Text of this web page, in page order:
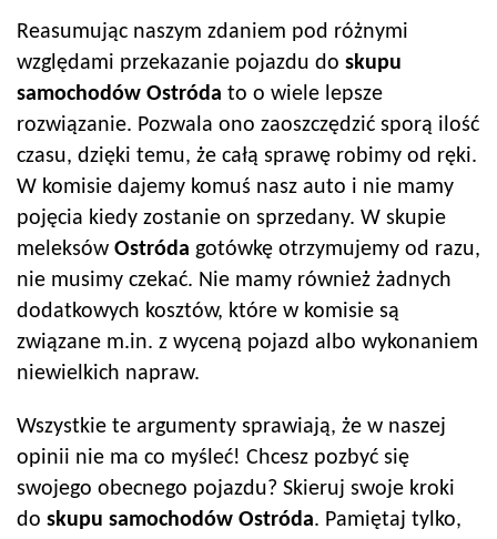
Reasumując naszym zdaniem pod różnymi
względami przekazanie pojazdu do skupu
samochodów Ostróda to o wiele lepsze
rozwiązanie. Pozwala ono zaoszczędzić sporą ilość
czasu, dzięki temu, że całą sprawę robimy od ręki.
W komisie dajemy komuś nasz auto i nie mamy
pojęcia kiedy zostanie on sprzedany. W skupie
meleksów Ostróda gotówkę otrzymujemy od razu,
nie musimy czekać. Nie mamy również żadnych
dodatkowych kosztów, które w komisie są
związane m.in. z wyceną pojazd albo wykonaniem
niewielkich napraw.
Wszystkie te argumenty sprawiają, że w naszej
opinii nie ma co myśleć! Chcesz pozbyć się
swojego obecnego pojazdu? Skieruj swoje kroki
do skupu samochodów Ostróda. Pamiętaj tylko,